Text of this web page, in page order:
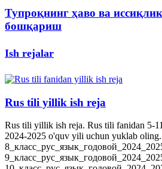
Тупроқнинг ҳаво ва
бошқариш
Ish rejalar
Rus tili yillik ish reja
Rus tili yillik ish reja. Rus tili fanidan 5-
2024-2025 o'quv yili uchun yuklab